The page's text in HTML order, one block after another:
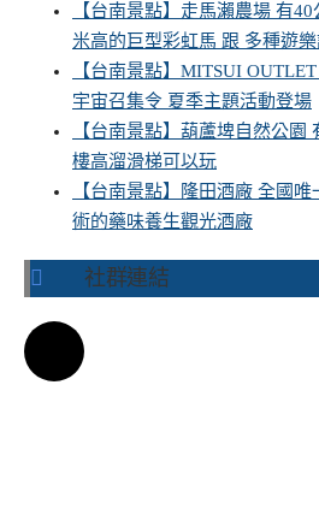
【台南景點】走馬瀨農場 有
米高的巨型彩虹馬 跟 多種遊
【台南景點】MITSUI
宇宙召集令 夏季主題活動登場
【台南景點】葫蘆埤自然公園
樓高溜滑梯可以玩
【台南景點】隆田酒廠 全國
術的藥味養生觀光酒廠
社群連結